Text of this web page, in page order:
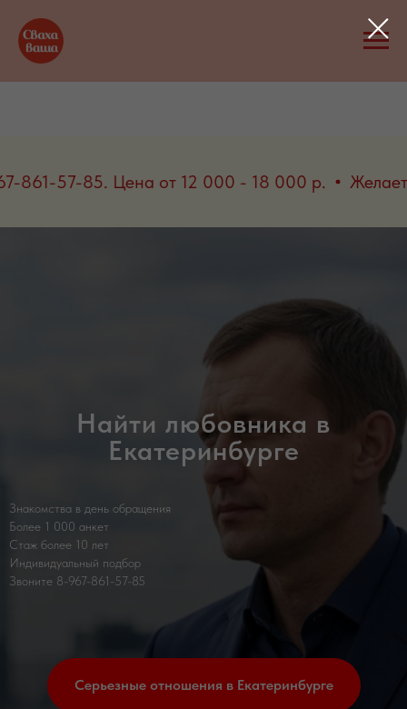
звоните 8-967-861-57-85. Цена от 12 000 - 18
Найти любовника в
Екатеринбурге
Знакомства в день обращения
Более 1 000 анкет
Стаж более 10 лет
Индивидуальный подбор
Звоните 8-967-861-57-85
Серьезные отношения в Екатеринбурге